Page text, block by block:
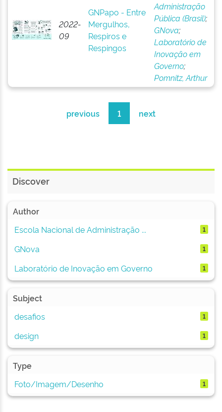
2022-
09
GNPapo - Entre
Mergulhos,
Respiros e
Respingos
Administração
Pública (Brasil);
GNova;
Laboratório de
Inovação em
Governo;
Pomnitz, Arthur
previous 1 next
Discover
Author
Escola Nacional de Administração ...
1
GNova 1
Laboratório de Inovação em Governo 1
Subject
desafios
1
design 1
Type
Foto/Imagem/Desenho
1